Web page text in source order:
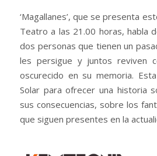
‘Magallanes’, que se presenta
Teatro a las 21.00 horas, habla
dos personas que tienen un
les persigue y juntos reviven
oscurecido en su memoria.
Solar para ofrecer una historia
sus consecuencias, sobre los
que siguen presentes en la